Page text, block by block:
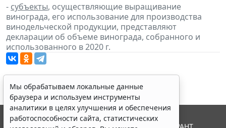
- субъекты, осуществляющие выращивание
винограда, его использование для производства
винодельческой продукции, представляют
декларации об объеме винограда, собранного и
использованного в 2020 г.
Мы обрабатываем локальные данные
браузера и используем инструменты
аналитики в целях улучшения и обеспечения
работоспособности сайта, статистических